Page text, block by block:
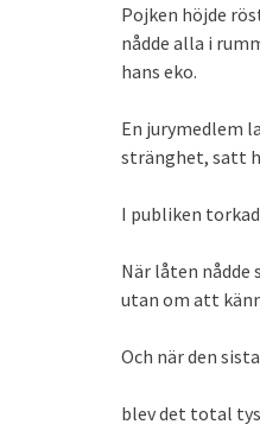
Pojken höjde
nådde alla i
hans eko.
En jurymedlem
stränghet, satt
I publiken
När låten nådde
utan om att
Och när den
blev det total